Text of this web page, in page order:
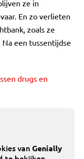
ze in
En zo verlieten
zoals ze
een tussentijdse
drugs en
vanGenially